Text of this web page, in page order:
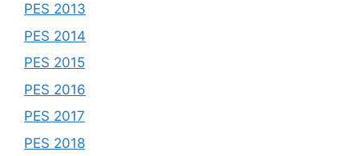
PES 2013
PES 2014
PES 2015
PES 2016
PES 2017
PES 2018